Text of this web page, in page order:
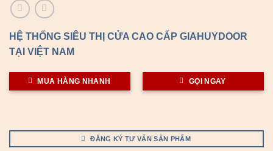
HỆ THỐNG SIÊU THỊ CỬA CAO CẤP GIAHUYDOOR
TẠI VIỆT NAM
MUA HÀNG NHANH GỌI NGAY
ĐĂNG KÝ TƯ VẤN SẢN PHẨM